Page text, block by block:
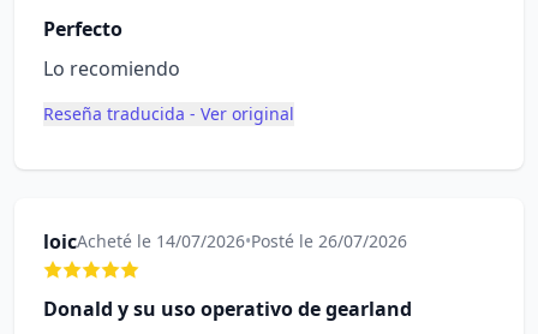
Perfecto
Lo recomiendo
Reseña traducida - Ver original
loicAcheté le 14/07/2026•Posté le 26/07/2026
Donald y su uso operativo de gearland